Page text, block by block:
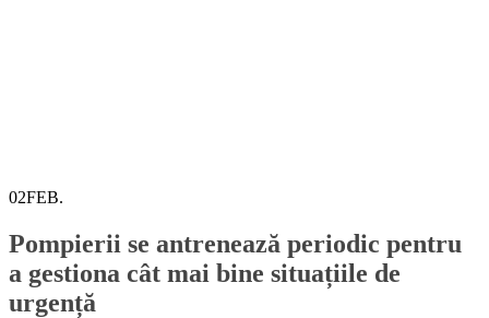
02FEB.
Pompierii se antrenează periodic pentru
a gestiona cât mai bine situațiile de
urgență